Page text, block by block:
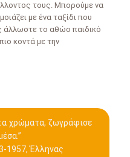
τους. Μπορούμε να
με ένα ταξίδι που
άλλωστε το αθώο παιδικό
κοντά με την
χρώματα, ζωγράφισε
1957, Έλληνας